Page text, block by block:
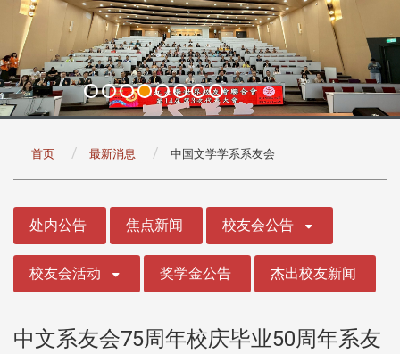
首页 最新消息 中国文学学系系友会
处内公告 焦点新闻 校友会公告
校友会活动 奖学金公告 杰出校友新闻
中文系友会75周年校庆毕业50周年系友